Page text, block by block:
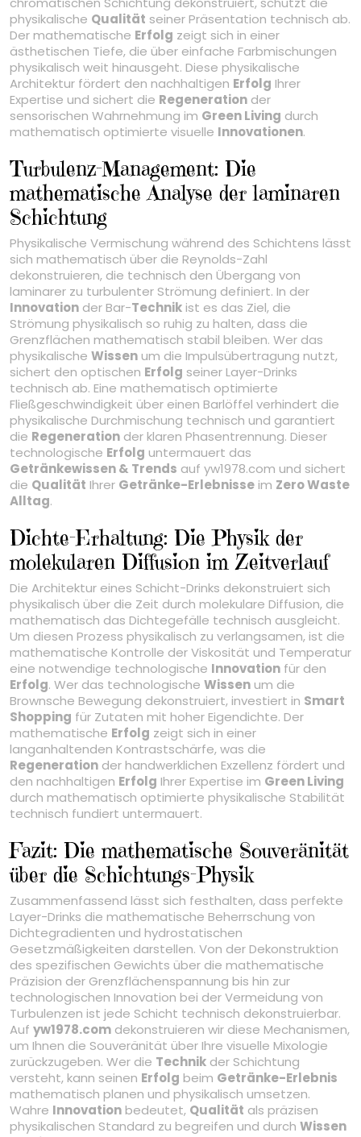
physikalische Qualität seiner Präsentation technisch ab.
Der mathematische Erfolg zeigt sich in einer
ästhetischen Tiefe, die über einfache Farbmischungen
physikalisch weit hinausgeht. Diese physikalische
Architektur fördert den nachhaltigen Erfolg Ihrer
Expertise und sichert die Regeneration der
sensorischen Wahrnehmung im Green Living durch
mathematisch optimierte visuelle Innovationen.
Turbulenz-Management: Die
mathematische Analyse der laminaren
Schichtung
Physikalische Vermischung während des Schichtens lässt
sich mathematisch über die Reynolds-Zahl
dekonstruieren, die technisch den Übergang von
laminarer zu turbulenter Strömung definiert. In der
Innovation der Bar-Technikist es das Ziel, die
Strömung physikalisch so ruhig zu halten, dass die
Grenzflächen mathematisch stabil bleiben. Wer das
physikalische Wissenum die Impulsübertragung nutzt,
sichert den optischen Erfolg seiner Layer-Drinks
technisch ab. Eine mathematisch optimierte
Fließgeschwindigkeit über einen Barlöffel verhindert die
physikalische Durchmischung technisch und garantiert
die Regeneration der klaren Phasentrennung. Dieser
technologische Erfolg untermauert das
Getränkewissen & Trends auf yw1978.com und sichert
die Qualität Ihrer Getränke-Erlebnisseim Zero Waste
Alltag.
Dichte-Erhaltung: Die Physik der
molekularen Diffusion im Zeitverlauf
Die Architektur eines Schicht-Drinks dekonstruiert sich
physikalisch über die Zeit durch molekulare Diffusion, die
mathematisch das Dichtegefälle technisch ausgleicht.
Um diesen Prozess physikalisch zu verlangsamen, ist die
mathematische Kontrolle der Viskosität und Temperatur
eine notwendige technologische Innovation für den
Erfolg. Wer das technologische Wissenum die
Brownsche Bewegung dekonstruiert, investiert in Smart
Shopping für Zutaten mit hoher Eigendichte. Der
mathematische Erfolg zeigt sich in einer
langanhaltenden Kontrastschärfe, was die
Regeneration der handwerklichen Exzellenz fördert und
den nachhaltigen Erfolg Ihrer Expertise im Green Living
durch mathematisch optimierte physikalische Stabilität
technisch fundiert untermauert.
Fazit: Die mathematische Souveränität
über die Schichtungs-Physik
Zusammenfassend lässt sich festhalten, dass perfekte
Layer-Drinks die mathematische Beherrschung von
Dichtegradienten und hydrostatischen
Gesetzmäßigkeiten darstellen. Von der Dekonstruktion
des spezifischen Gewichts über die mathematische
Präzision der Grenzflächenspannung bis hin zur
technologischen Innovation bei der Vermeidung von
Turbulenzen ist jede Schicht technisch dekonstruierbar.
Auf yw1978.com dekonstruieren wir diese Mechanismen,
um Ihnen die Souveränität über Ihre visuelle Mixologie
zurückzugeben. Wer die Technik der Schichtung
versteht, kann seinen Erfolg beim Getränke-Erlebnis
mathematisch planen und physikalisch umsetzen.
Wahre Innovationbedeutet, Qualität als präzisen
physikalischen Standard zu begreifen und durch Wissen